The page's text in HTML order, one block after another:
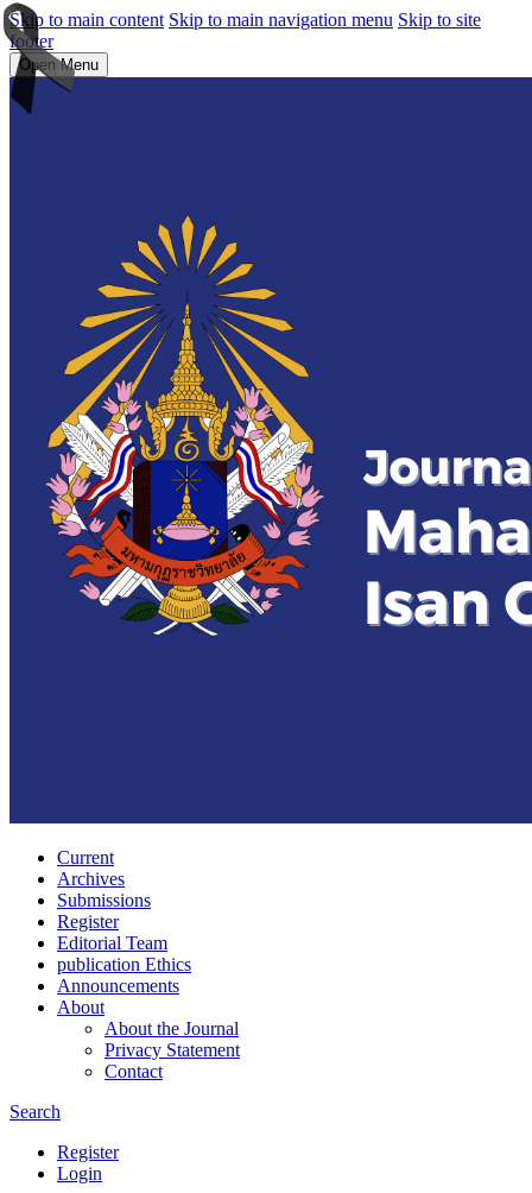
Skip to main content Skip to main navigation menu Skip to site
footer
Open Menu
Current
Archives
Submissions
Register
Editorial Team
publication Ethics
Announcements
About
About the Journal
Privacy Statement
Contact
Search
Register
Login